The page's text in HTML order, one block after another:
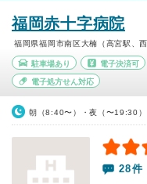
福岡赤十字病院
福岡県福岡市南区大楠（高宮駅、西
駐車場あり 電子決済可
電子処方せん対応
朝（8:40〜）・夜（〜19:30）
28件